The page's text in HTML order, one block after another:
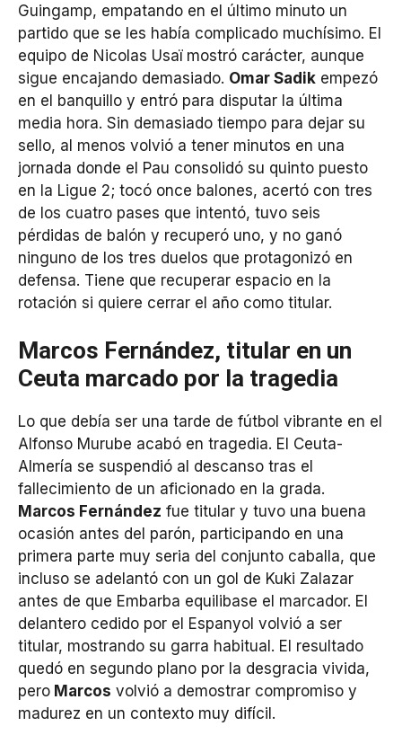
Guingamp, empatando en el último minuto un
partido que se les había complicado muchísimo. El
equipo de Nicolas Usaï mostró carácter, aunque
sigue encajando demasiado. Omar Sadik empezó
en el banquillo y entró para disputar la última
media hora. Sin demasiado tiempo para dejar su
sello, al menos volvió a tener minutos en una
jornada donde el Pau consolidó su quinto puesto
en la Ligue 2; tocó once balones, acertó con tres
de los cuatro pases que intentó, tuvo seis
pérdidas de balón y recuperó uno, y no ganó
ninguno de los tres duelos que protagonizó en
defensa. Tiene que recuperar espacio en la
rotación si quiere cerrar el año como titular.
Marcos Fernández, titular en un
Ceuta marcado por la tragedia
Lo que debía ser una tarde de fútbol vibrante en el
Alfonso Murube acabó en tragedia. El Ceuta-
Almería se suspendió al descanso tras el
fallecimiento de un aficionado en la grada.
Marcos Fernández fue titular y tuvo una buena
ocasión antes del parón, participando en una
primera parte muy seria del conjunto caballa, que
incluso se adelantó con un gol de Kuki Zalazar
antes de que Embarba equilibase el marcador. El
delantero cedido por el Espanyol volvió a ser
titular, mostrando su garra habitual. El resultado
quedó en segundo plano por la desgracia vivida,
pero Marcos volvió a demostrar compromiso y
madurez en un contexto muy difícil.